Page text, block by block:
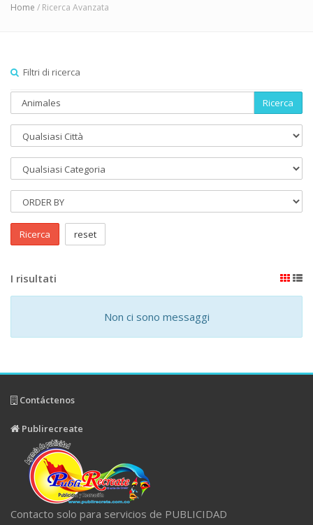
Home / Ricerca Avanzata
Filtri di ricerca
Ricerca
Ricerca reset
I risultati
Non ci sono messaggi
Contáctenos
Publirecreate
Contacto solo para servicios de PUBLICIDAD